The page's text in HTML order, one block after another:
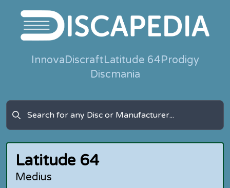
InnovaDiscraftLatitude 64Prodigy
Discmania
Latitude 64
Medius